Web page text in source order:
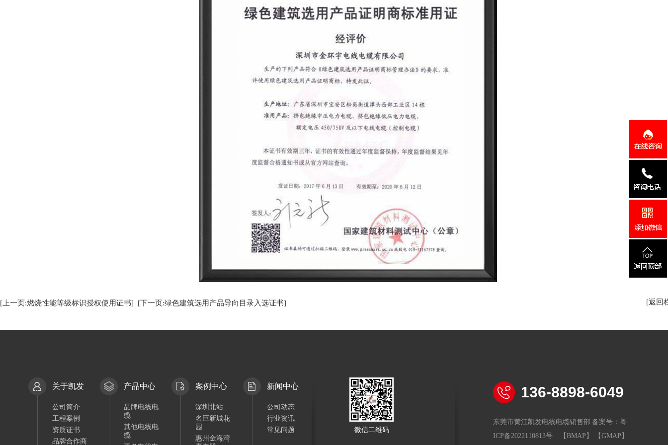
[返回
[上一页:燃烧性能等级标识授权使用证书] [下一页:绿色建筑选用产品导向目录入选证书]
关于凯发
公司简介
工程案例
资质证书
品牌合作商
产品中心
品牌电线电
缆
其他电线电
缆
案例中心
深圳北站
名巨新城花
园
惠州金海湾
新闻中心
公司动态
行业资讯
常见问题
微信二维码
136-8898-6049
东莞市黄江凯发电线电缆销售部 备案号： 粤
ICP备2022110813号
【BMAP】 【GMAP】